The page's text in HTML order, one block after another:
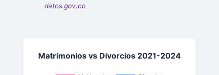
datos.gov.co
Matrimonios vs Divorcios 2021-2024